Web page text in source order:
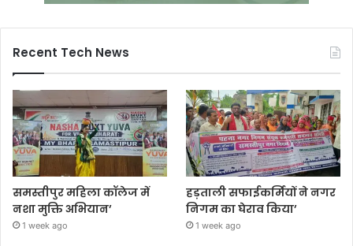
Recent Tech News
समस्तीपुर महिला कॉलेज में
नशा मुक्ति अभियान’
1 week ago
हड़ताली सफाईकर्मियों ने नगर
निगम का घेराव किया’
1 week ago